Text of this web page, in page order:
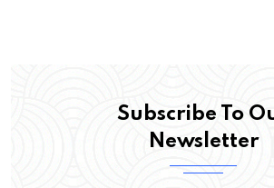
Subscribe To
Newsletter